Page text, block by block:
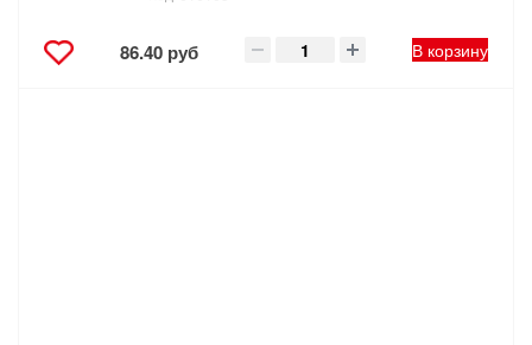
86.40 руб В корзину